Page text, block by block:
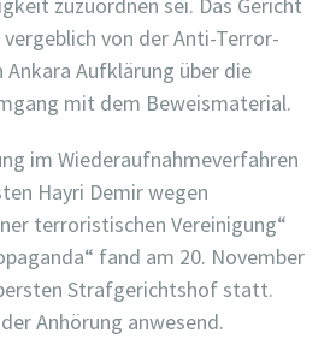
zuzuordnen sei. Das Gericht
von der Anti-Terror-
Ankara Aufklärung über die
mit dem Beweismaterial.
im Wiederaufnahmeverfahren
Hayri Demir wegen
terroristischen Vereinigung“
fand am 20. November
Strafgerichtshof statt.
Anhörung anwesend.